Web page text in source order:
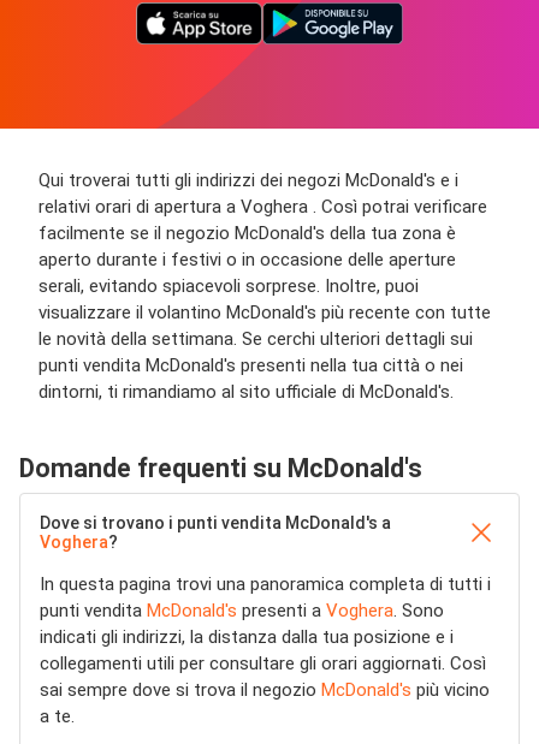
Qui troverai tutti gli indirizzi dei negozi McDonald's e i
relativi orari di apertura a Voghera . Così potrai verificare
facilmente se il negozio McDonald's della tua zona è
aperto durante i festivi o in occasione delle aperture
serali, evitando spiacevoli sorprese. Inoltre, puoi
visualizzare il volantino McDonald's più recente con tutte
le novità della settimana. Se cerchi ulteriori dettagli sui
punti vendita McDonald's presenti nella tua città o nei
dintorni, ti rimandiamo al sito ufficiale di McDonald's.
Domande frequenti su McDonald's
Dove si trovano i punti vendita McDonald's a
Voghera?
In questa pagina trovi una panoramica completa di tutti i
punti vendita McDonald's presenti a Voghera. Sono
indicati gli indirizzi, la distanza dalla tua posizione e i
collegamenti utili per consultare gli orari aggiornati. Così
sai sempre dove si trova il negozio McDonald's più vicino
a te.